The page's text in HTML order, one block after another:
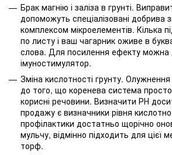
Брак магнію і заліза в грунті.
допоможуть спеціалізовані добрива
комплексом мікроелементів. Кілька
по листу і ваш чагарник оживе в
слова. Для посилення ефекту можна
імуностимулятор.
Зміна кислотності грунту.
до того, що коренева система
корисні речовини. Визначити РН
продажу є визначники рівня
профілактики достатньо щорічно
мульчу, відмінно підходить для цієї
торф.